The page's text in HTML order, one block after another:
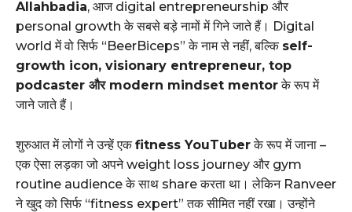
Allahbadia, आज digital entrepreneurship और
personal growth के सबसे बड़े नामों में गिने जाते हैं। Digital
world में वो सिर्फ “BeerBiceps” के नाम से नहीं, बल्कि self-
growth icon, visionary entrepreneur, top
podcaster और modern mindset mentorके रूप में
जाने जाते हैं।
शुरुआत में लोगों ने उन्हें एकfitness YouTuberके रूप में जाना –
एक ऐसा लड़का जो अपने weight loss journey और gym
routine audience के साथ share करता था। लेकिन Ranveer
ने खुद को सिर्फ “fitness expert” तक सीमित नहीं रखा। उन्होंने